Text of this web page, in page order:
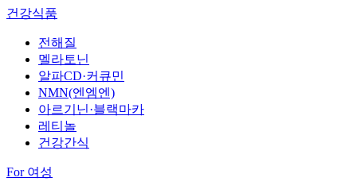
건강식품
전해질
멜라토닌
알파CD·커큐민
NMN(엔엠엔)
아르기닌·블랙마카
레티놀
건강간식
For 여성